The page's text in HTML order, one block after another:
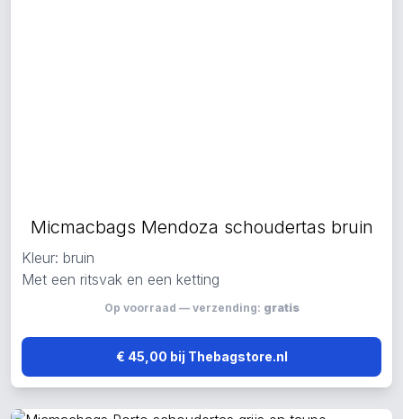
Micmacbags Mendoza schoudertas bruin
Kleur: bruin
Met een ritsvak en een ketting
Op voorraad — verzending: gratis
€ 45,00 bij Thebagstore.nl